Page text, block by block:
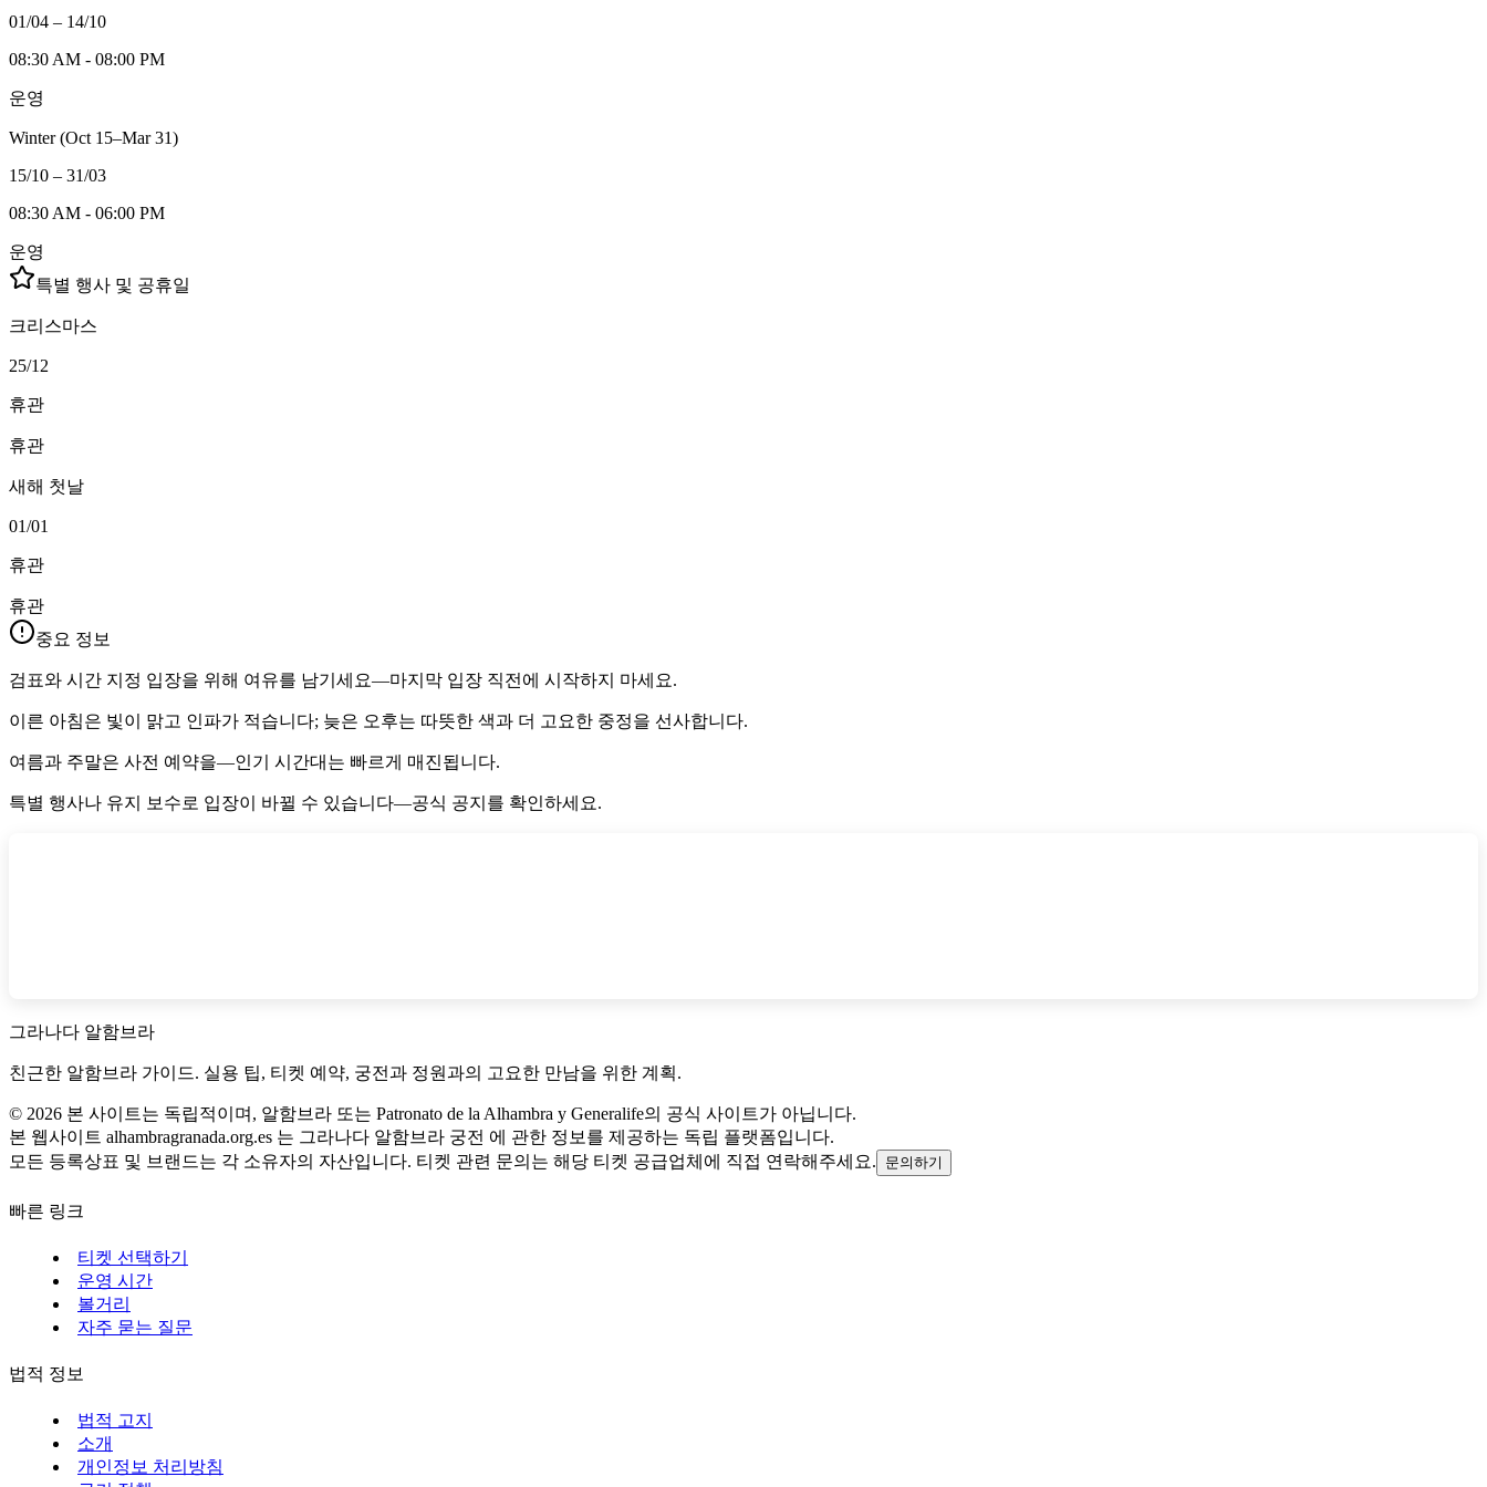
01/04 – 14/10
08:30 AM - 08:00 PM
운영
Winter (Oct 15–Mar 31)
15/10 – 31/03
08:30 AM - 06:00 PM
운영
특별 행사 및 공휴일
크리스마스
25/12
휴관
휴관
새해 첫날
01/01
휴관
휴관
중요 정보
검표와 시간 지정 입장을 위해 여유를 남기세요—마지막 입장 직전에 시작하지 마세요.
이른 아침은 빛이 맑고 인파가 적습니다; 늦은 오후는 따뜻한 색과 더 고요한 중정을 선사합니다.
여름과 주말은 사전 예약을—인기 시간대는 빠르게 매진됩니다.
특별 행사나 유지 보수로 입장이 바뀔 수 있습니다—공식 공지를 확인하세요.
그라나다 알함브라
친근한 알함브라 가이드. 실용 팁, 티켓 예약, 궁전과 정원과의 고요한 만남을 위한 계획.
© 2026 본 사이트는 독립적이며, 알함브라 또는 Patronato de la Alhambra y Generalife의 공식 사이트가 아닙니다.
본 웹사이트 alhambragranada.org.es 는 그라나다 알함브라 궁전 에 관한 정보를 제공하는 독립 플랫폼입니다.
모든 등록상표 및 브랜드는 각 소유자의 자산입니다. 티켓 관련 문의는 해당 티켓 공급업체에 직접 연락해주세요.
문의하기
빠른 링크
티켓 선택하기
운영 시간
볼거리
자주 묻는 질문
법적 정보
법적 고지
소개
개인정보 처리방침